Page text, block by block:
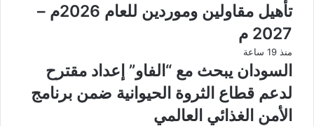
تأهيل مقاولين وموردين للعام 2026م –
2027 م
منذ 19 ساعة
السودان يبحث مع “الفاو” إعداد مقترح
لدعم قطاع الثروة الحيوانية ضمن برنامج
الأمن الغذائي العالمي